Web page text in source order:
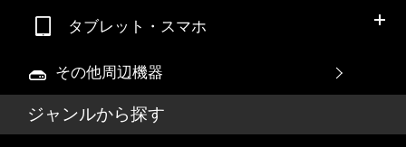
タブレット・スマホ
その他周辺機器
ジャンルから探す